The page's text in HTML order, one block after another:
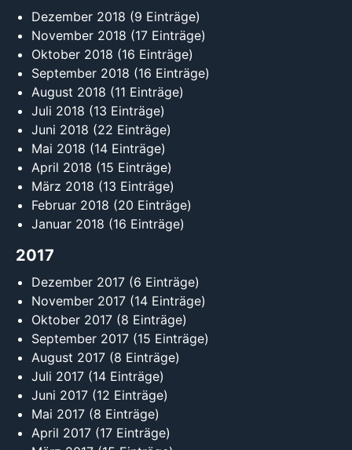
Dezember 2018 (9 Einträge)
November 2018 (17 Einträge)
Oktober 2018 (16 Einträge)
September 2018 (16 Einträge)
August 2018 (11 Einträge)
Juli 2018 (13 Einträge)
Juni 2018 (22 Einträge)
Mai 2018 (14 Einträge)
April 2018 (15 Einträge)
März 2018 (13 Einträge)
Februar 2018 (20 Einträge)
Januar 2018 (16 Einträge)
2017
Dezember 2017 (6 Einträge)
November 2017 (14 Einträge)
Oktober 2017 (8 Einträge)
September 2017 (15 Einträge)
August 2017 (8 Einträge)
Juli 2017 (14 Einträge)
Juni 2017 (12 Einträge)
Mai 2017 (8 Einträge)
April 2017 (17 Einträge)